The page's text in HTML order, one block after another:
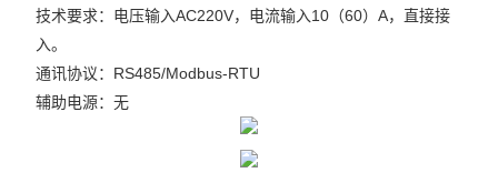
技术要求：电压输入AC220V，电流输入10（60）A，直接接
入。
通讯协议：RS485/Modbus-RTU
辅助电源：无